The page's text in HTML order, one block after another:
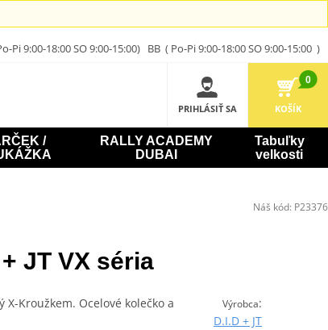
Pi 9:00-18:00 SO 9:00-15:00) BB ( Po-Pi 9:00-18:00 SO 9:00-15:00 )
PRIHLÁSIŤ SA
0
KOŠÍK
/
RALLY ACADEMY
DUBAI
Tabuľky
velkosti
JT VX séria
Výrobca:
D.I.D + JT
X-Kroužkem. Ocelové kolečko a
Náš kód: P23376